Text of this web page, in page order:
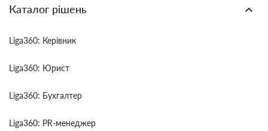
Каталог рішень
Liga360: Керівник
Liga360: Юрист
Liga360: Бухгалтер
Liga360: PR-менеджер